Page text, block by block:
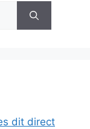
dit direct